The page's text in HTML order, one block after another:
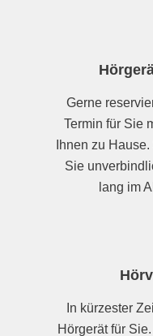
Gerne
Termin für Sie
Ihnen zu
Sie
lang im
In kürzester
Hörgerät für